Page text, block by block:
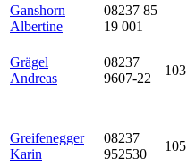
Ganshorn
Albertine
08237 85
19 001
Grägel
Andreas
08237
9607-22
103
Greifenegger
Karin
08237
952530
105